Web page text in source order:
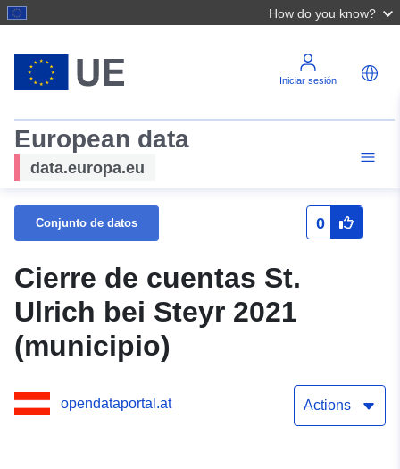
How do you know?
Iniciar sesión
European data
data.europa.eu
Conjunto de datos 0
Cierre de cuentas St.
Ulrich bei Steyr 2021
(municipio)
opendataportal.at Actions